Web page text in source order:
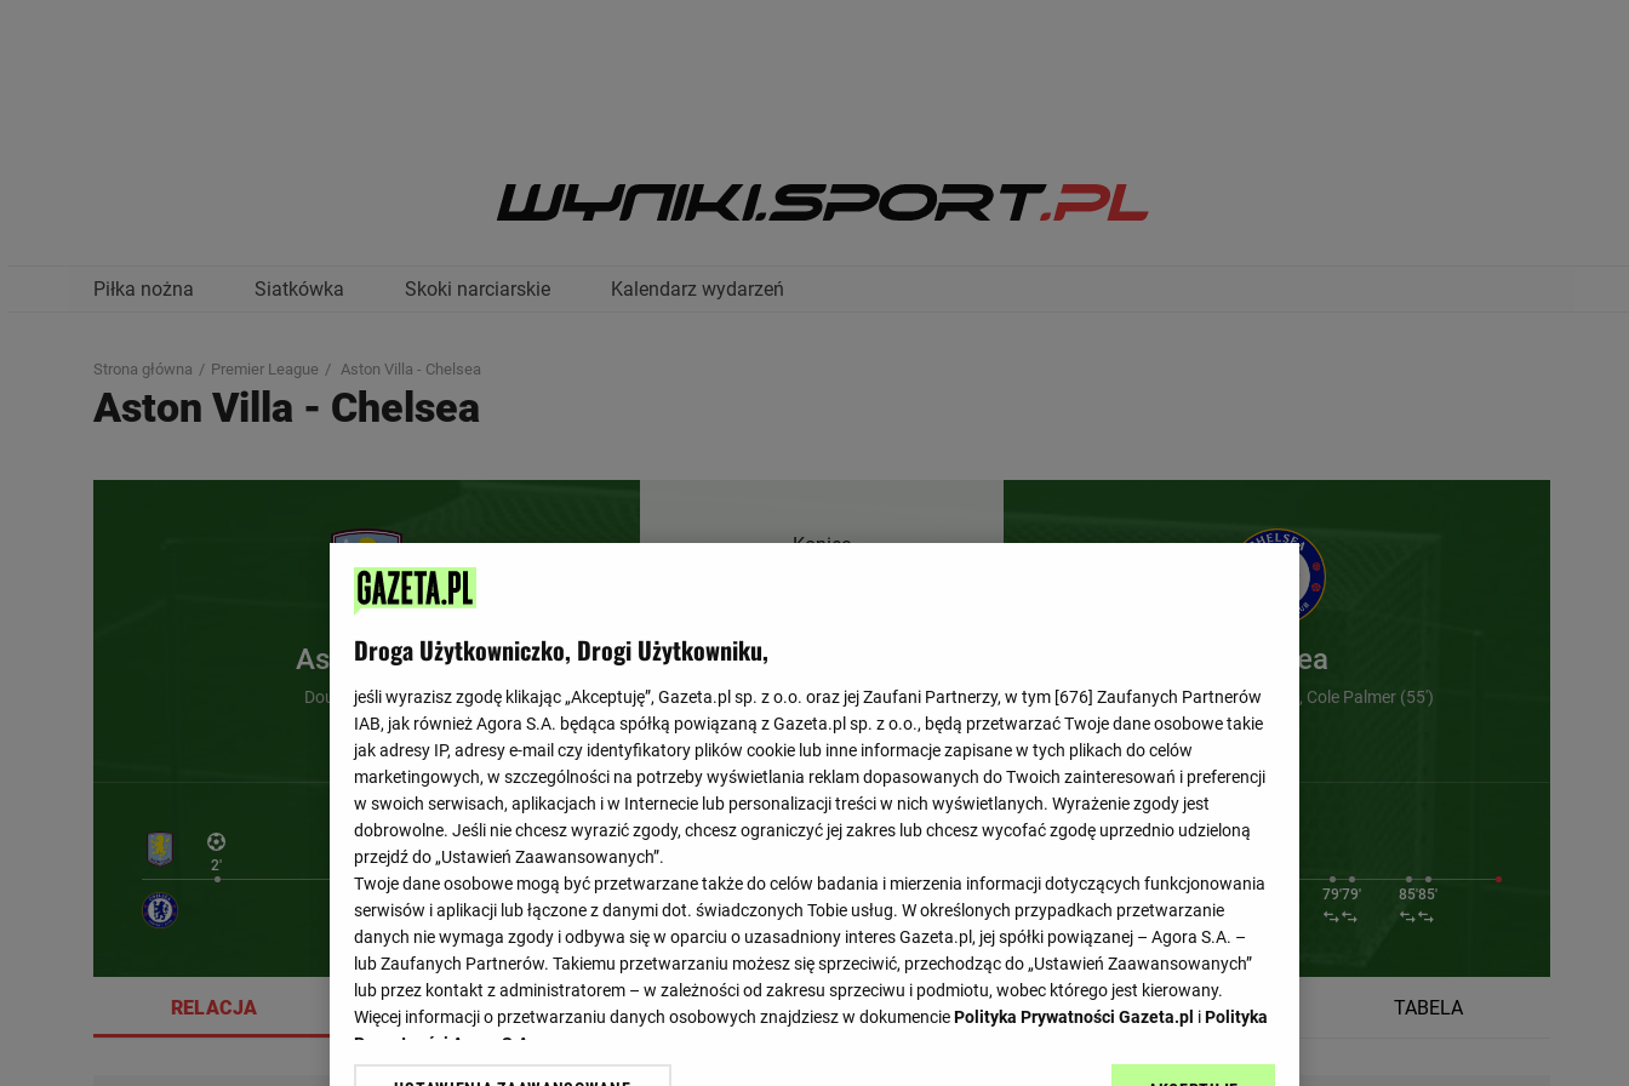
Piłka nożna Siatkówka Skoki narciarskie Kalendarz wydarzeń
Strona główna Premier League Aston Villa - Chelsea
Aston Villa - Chelsea
Aston Villa
Douglas Luiz (2')
Koniec
Chelsea
Joao Pedro (35' 45' 64') , Cole Palmer (55')
2'
32'
35'
45'
54'55' 58' 64' 79'79' 85'85'
RELACJA SZCZEGÓŁY SKŁADY STATYSTYKI TERMINARZ TABELA
Droga Użytkowniczko, Drogi Użytkowniku,
jeśli wyrazisz zgodę klikając „Akceptuję”, Gazeta.pl sp. z o.o. oraz jej Zaufani Partnerzy, w tym [676] Zaufanych Partnerów
IAB, jak również Agora S.A. będąca spółką powiązaną z Gazeta.pl sp. z o.o., będą przetwarzać Twoje dane osobowe takie
jak adresy IP, adresy e-mail czy identyfikatory plików cookie lub inne informacje zapisane w tych plikach do celów
marketingowych, w szczególności na potrzeby wyświetlania reklam dopasowanych do Twoich zainteresowań i preferencji
w swoich serwisach, aplikacjach i w Internecie lub personalizacji treści w nich wyświetlanych. Wyrażenie zgody jest
dobrowolne. Jeśli nie chcesz wyrazić zgody, chcesz ograniczyć jej zakres lub chcesz wycofać zgodę uprzednio udzieloną
przejdź do „Ustawień Zaawansowanych”.
Twoje dane osobowe mogą być przetwarzane także do celów badania i mierzenia informacji dotyczących funkcjonowania
serwisów i aplikacji lub łączone z danymi dot. świadczonych Tobie usług. W określonych przypadkach przetwarzanie
danych nie wymaga zgody i odbywa się w oparciu o uzasadniony interes Gazeta.pl, jej spółki powiązanej – Agora S.A. –
lub Zaufanych Partnerów. Takiemu przetwarzaniu możesz się sprzeciwić, przechodząc do „Ustawień Zaawansowanych”
lub przez kontakt z administratorem – w zależności od zakresu sprzeciwu i podmiotu, wobec którego jest kierowany.
Więcej informacji o przetwarzaniu danych osobowych znajdziesz w dokumenciePolityka Prywatności Gazeta.pl iPolityka
Prywatności Agora S.A.